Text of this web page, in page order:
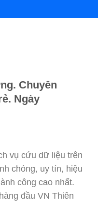
Chuyên
Ngày
vụ cứu dữ liệu trên
chóng, uy tín, hiệu
công cao nhất.
đầu VN Thiên